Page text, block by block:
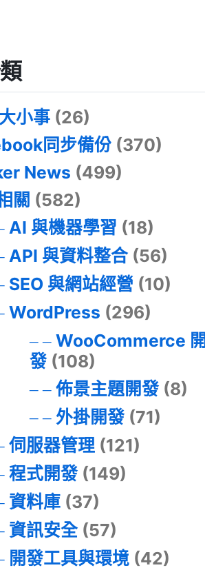
小事 (26)
同步備份 (370)
News (499)
關 (582)
AI 與機器學習 (18)
API 與資料整合(56)
SEO 與網站經營 (10)
WordPress (296)
WooCommerce 開
發(108)
佈景主題開發(8)
外掛開發(71)
伺服器管理(121)
程式開發(149)
資料庫(37)
資訊安全(57)
開發工具與環境(42)